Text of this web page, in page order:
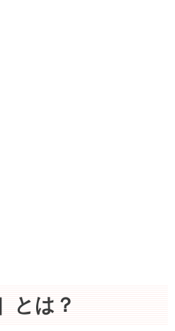
とは？